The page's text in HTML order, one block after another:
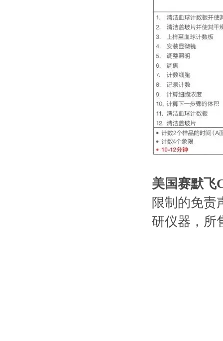
美国赛默飞
限制的免责
研仪器，所